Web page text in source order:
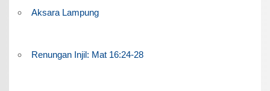
Aksara Lampung
Renungan Injil: Mat 16:24-28